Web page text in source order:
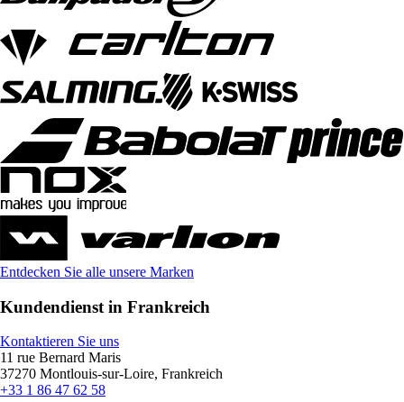
Entdecken Sie alle unsere Marken
Kundendienst in Frankreich
Kontaktieren Sie uns
11 rue Bernard Maris
37270 Montlouis-sur-Loire, Frankreich
+33 1 86 47 62 58